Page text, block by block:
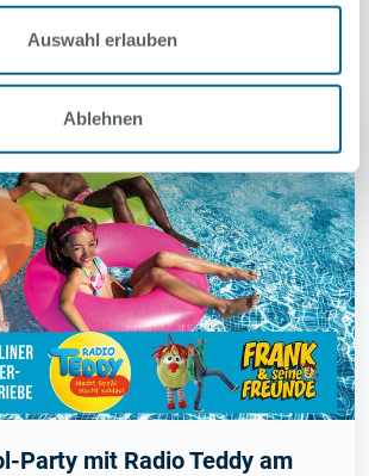
Auswahl erlauben
Ablehnen
Party mit Radio Teddy am